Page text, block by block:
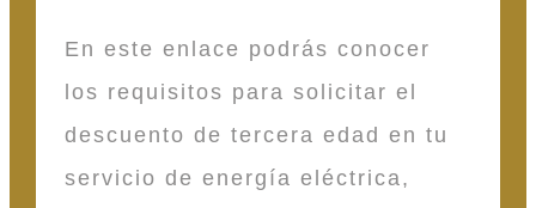
En este enlace podrás conocer
los requisitos para solicitar el
descuento de tercera edad en tu
servicio de energía eléctrica,